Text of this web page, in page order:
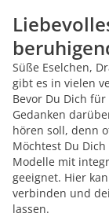
Süße Eselchen,
gibt es in vielen
Bevor Du Dich
Gedanken
hören soll, denn
Möchtest Du
Modelle mit
geeignet. Hier
verbinden und
lassen.